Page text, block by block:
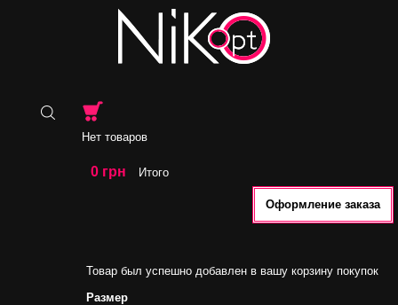
Нет товаров
0 грн Итого
Оформление заказа
Товар был успешно добавлен в вашу корзину покупок
Размер